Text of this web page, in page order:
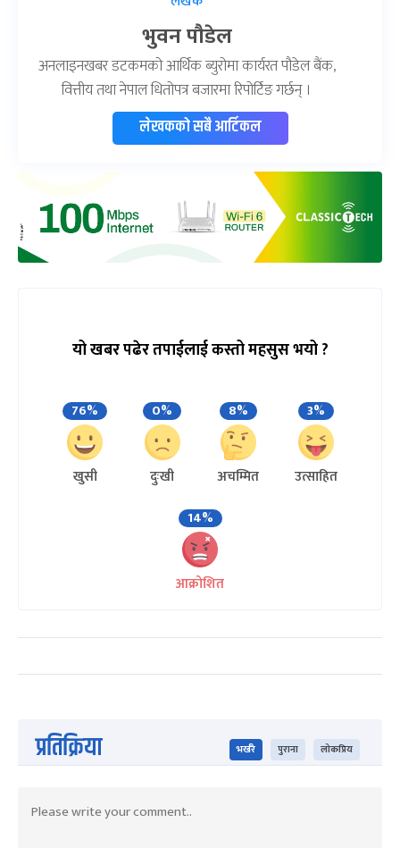
भुवन पौडेल
अनलाइनखबर डटकमको आर्थिक ब्युरोमा कार्यरत पौडेल बैंक,
वित्तीय तथा नेपाल धितोपत्र बजारमा रिपोर्टिङ गर्छन् ।
लेखकको सबै आर्टिकल
यो खबर पढेर तपाईलाई कस्तो महसुस भयो ?
76%
खुसी
0%
दुःखी
8%
अचम्मित
3%
उत्साहित
14%
आक्रोशित
प्रतिक्रिया भर्खरै पुराना लोकप्रिय